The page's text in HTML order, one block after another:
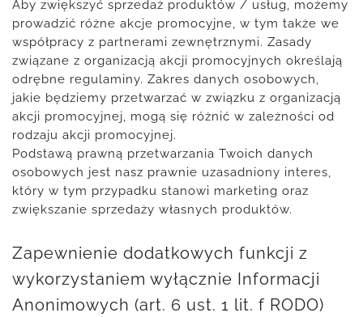
Aby zwiększyć sprzedaż produktów / usług, możemy
prowadzić różne akcje promocyjne, w tym także we
współpracy z partnerami zewnętrznymi. Zasady
związane z organizacją akcji promocyjnych określają
odrębne regulaminy. Zakres danych osobowych,
jakie będziemy przetwarzać w związku z organizacją
akcji promocyjnej, mogą się różnić w zależności od
rodzaju akcji promocyjnej.
Podstawą prawną przetwarzania Twoich danych
osobowych jest nasz prawnie uzasadniony interes,
który w tym przypadku stanowi marketing oraz
zwiększanie sprzedaży własnych produktów.
Zapewnienie dodatkowych funkcji z
wykorzystaniem wyłącznie Informacji
Anonimowych (art. 6 ust. 1 lit. f RODO)